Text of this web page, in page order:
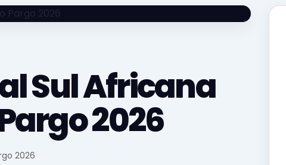
Sul Africana
2026
2026